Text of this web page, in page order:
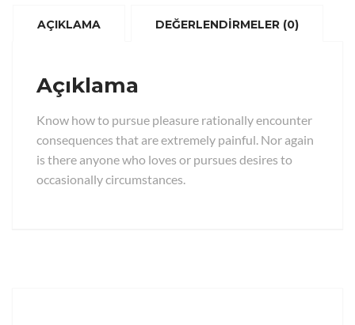
AÇIKLAMA DEĞERLENDIRMELER (0)
Açıklama
Know how to pursue pleasure rationally encounter
consequences that are extremely painful. Nor again
is there anyone who loves or pursues desires to
occasionally circumstances.